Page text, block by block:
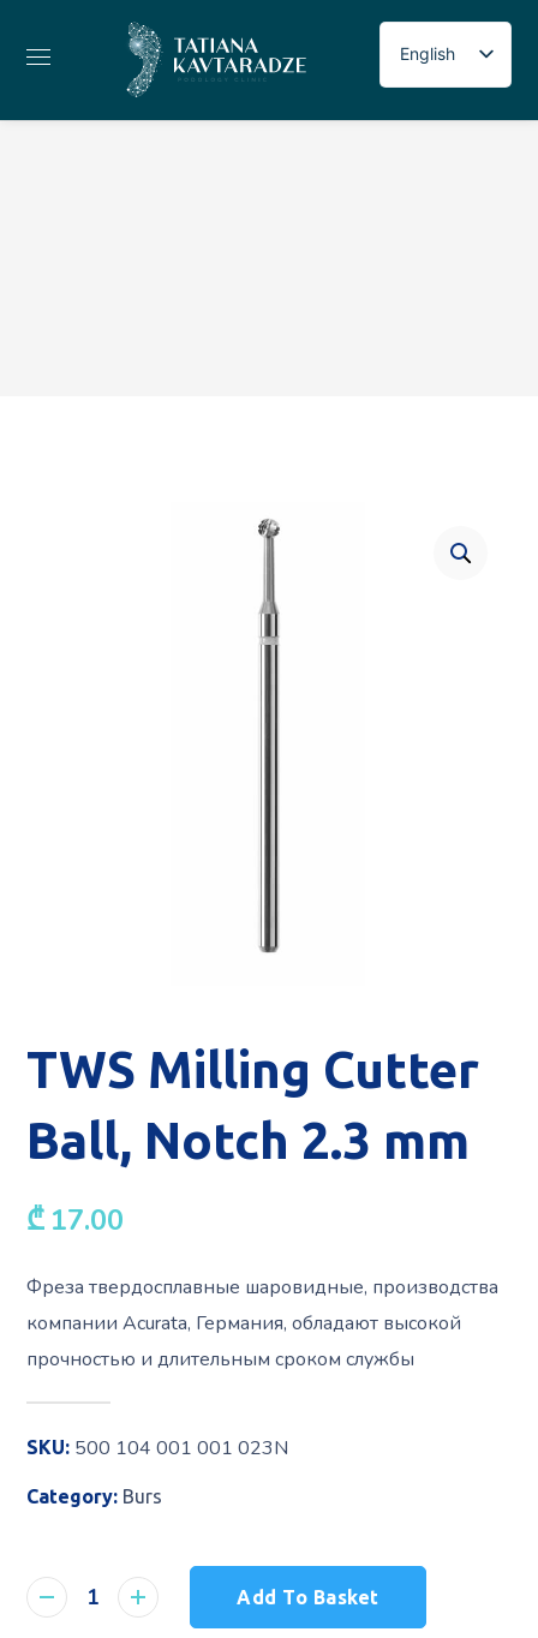
English
Russian
TWS Milling Cutter
Ball, Notch 2.3 mm
₾ 17.00
Фреза твердосплавные шаровидные, производства
компании Acurata, Германия, обладают высокой
прочностью и длительным сроком службы
SKU: 500 104 001 001 023N
Category: Burs
Add To Basket